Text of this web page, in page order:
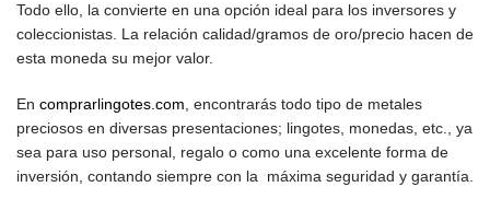
Todo ello, la convierte en una opción ideal para los inversores y
coleccionistas. La relación calidad/gramos de oro/precio hacen de
esta moneda su mejor valor.
En comprarlingotes.com, encontrarás todo tipo de metales
preciosos en diversas presentaciones; lingotes, monedas, etc., ya
sea para uso personal, regalo o como una excelente forma de
inversión, contando siempre con la máxima seguridad y garantía.